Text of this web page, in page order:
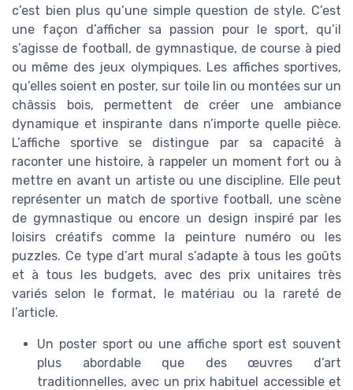
c’est bien plus qu’une simple question de style. C’est
une façon d’afficher sa passion pour le sport, qu’il
s’agisse de football, de gymnastique, de course à pied
ou même des jeux olympiques. Les affiches sportives,
qu’elles soient en poster, sur toile lin ou montées sur un
châssis bois, permettent de créer une ambiance
dynamique et inspirante dans n’importe quelle pièce.
L’affiche sportive se distingue par sa capacité à
raconter une histoire, à rappeler un moment fort ou à
mettre en avant un artiste ou une discipline. Elle peut
représenter un match de sportive football, une scène
de gymnastique ou encore un design inspiré par les
loisirs créatifs comme la peinture numéro ou les
puzzles. Ce type d’art mural s’adapte à tous les goûts
et à tous les budgets, avec des prix unitaires très
variés selon le format, le matériau ou la rareté de
l’article.
Un poster sport ou une affiche sport est souvent
plus abordable que des œuvres d’art
traditionnelles, avec un prix habituel accessible et